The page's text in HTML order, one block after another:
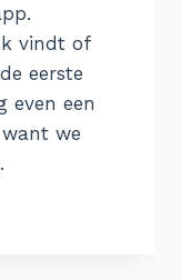
vindt of
eerste
even een
we